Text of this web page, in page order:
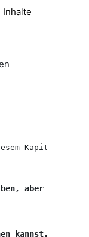
Kapitel
aber Dir